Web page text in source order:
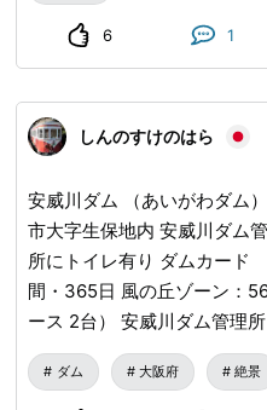
ト 📍道頓堀 ▪️ たこ焼き ▪️ お好み焼き ▪️ 串カツ ▪️ とんこつラ
ーメン 📍黒門市場 ▪️ 刺身 ▪️ 海鮮寿司 ▪️ 焼きホタテ ▪️ 切りた
てフルーツ 📍新世界 ▪️ 老舗串カツ ▪️ 和風揚げ物 📍梅田商圏
▪️ 和牛すき焼き ▪️ 近江牛定食 ▪️ 和風ス
━━━━━━━━━━━━━━━ 💡 実用的な小さ
🚇 地下鉄やバスが主要な交
をおすすめ 🎢 USJには早めに到着することをおすすめ 人気
アトラクションは混雑する 🍱 日本では多くの店が早く閉店
する ディナーは遅くならないように 🛂 免税シ
はパスポートを持参 税金還
🤭
6 1
しんのすけのはら
安威川ダム （あいがわダム） 安威
市大字生保地内 安威川ダム
所にトイレ有り ダムカー
間・365日 風の丘ゾーン：56台（うち障がい者用駐車スペ
ース 2台） 安威川ダム管理
ペース 1台） 料金 無料 1988年の事業開始から三十余年を経
て2022年に完成を目指す 安威川
ダム 大阪府 絶景